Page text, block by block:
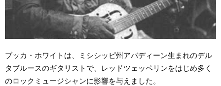
ブッカ・ホワイトは、ミシシッピ州アバディーン生まれのデル
タブルースのギタリストで、レッドツェッペリンをはじめ多く
のロックミュージシャンに影響を与えました。